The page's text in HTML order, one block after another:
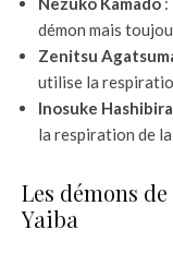
démon mais
Zenitsu
utilise la
Inosuke Hashibira
la respiration de la
Les démons
Yaiba